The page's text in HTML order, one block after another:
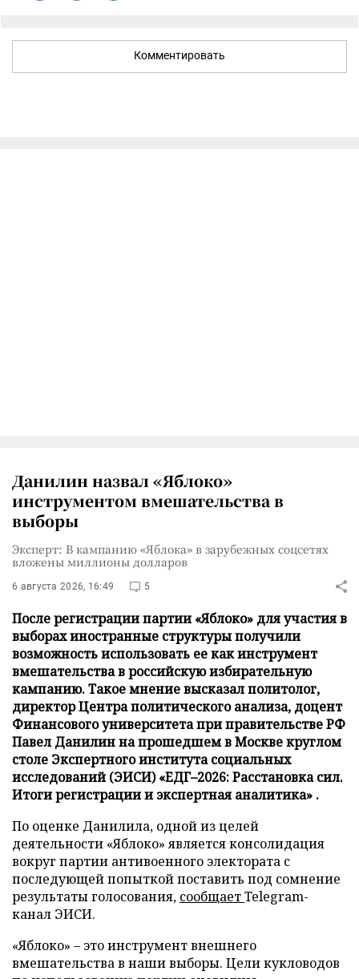
Комментировать
Данилин назвал «Яблоко»
инструментом вмешательства в
выборы
Эксперт: В кампанию «Яблока» в зарубежных соцсетях
вложены миллионы долларов
6 августа 2026, 16:49 5
После регистрации партии «Яблоко» для участия в
выборах иностранные структуры получили
возможность использовать ее как инструмент
вмешательства в российскую избирательную
кампанию. Такое мнение высказал политолог,
директор Центра политического анализа, доцент
Финансового университета при правительстве РФ
Павел Данилин на прошедшем в Москве круглом
столе Экспертного института социальных
исследований (ЭИСИ) «ЕДГ–2026: Расстановка сил.
Итоги регистрации и экспертная аналитика» .
По оценке Данилила, одной из целей
деятельности «Яблоко» является консолидация
вокруг партии антивоенного электората с
последующей попыткой поставить под сомнение
результаты голосования, сообщаетTelegram-
канал ЭИСИ.
«Яблоко» – это инструмент внешнего
вмешательства в наши выборы. Цели кукловодов